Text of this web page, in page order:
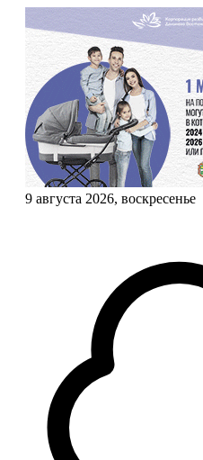
9 августа 2026, воскресенье